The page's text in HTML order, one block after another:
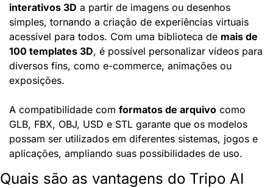
interativos 3D a partir de imagens ou desenhos
simples, tornando a criação de experiências virtuais
acessível para todos. Com uma biblioteca de mais de
100 templates 3D, é possível personalizar vídeos para
diversos fins, como e-commerce, animações ou
exposições.
A compatibilidade com formatos de arquivo como
GLB, FBX, OBJ, USD e STL garante que os modelos
possam ser utilizados em diferentes sistemas, jogos e
aplicações, ampliando suas possibilidades de uso.
Quais são as vantagens do Tripo AI